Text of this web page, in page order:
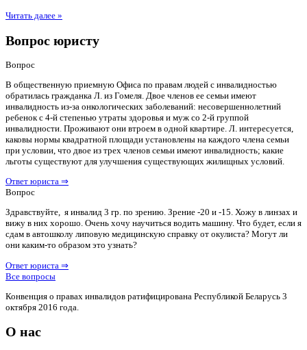
Читать далее »
Вопрос юристу
Вопрос
В общественную приемную Офиса по правам людей с инвалидностью
обратилась гражданка Л. из Гомеля. Двое членов ее семьи имеют
инвалидность из-за онкологических заболеваний: несовершеннолетний
ребенок с 4-й степенью утраты здоровья и муж со 2-й группой
инвалидности. Проживают они втроем в одной квартире. Л. интересуется,
каковы нормы квадратной площади установлены на каждого члена семьи
при условии, что двое из трех членов семьи имеют инвалидность; какие
льготы существуют для улучшения существующих жилищных условий.
Ответ юриста ⇒
Вопрос
Здравствуйте, я инвалид 3 гр. по зрению. Зрение -20 и -15. Хожу в линзах и
вижу в них хорошо. Очень хочу научиться водить машину. Что будет, если я
сдам в автошколу липовую медицинскую справку от окулиста? Могут ли
они каким-то образом это узнать?
Ответ юриста ⇒
Все вопросы
Конвенция о правах инвалидов ратифицирована Республикой Беларусь 3
октября 2016 года.
О нас